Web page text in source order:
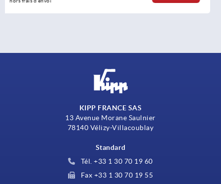
KIPP FRANCE SAS
13 Avenue Morane Saulnier
78140 Vélizy-Villacoublay
Standard
Tél. +33 1 30 70 19 60
Fax +33 1 30 70 19 55